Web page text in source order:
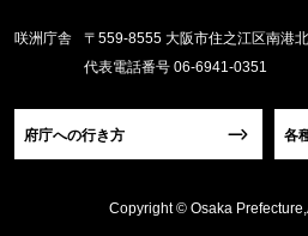
咲洲庁舎
〒559-8555 大阪市住之江区南港
代表電話番号 06-6941-0351
府庁への行き方 各
Copyright © Osaka